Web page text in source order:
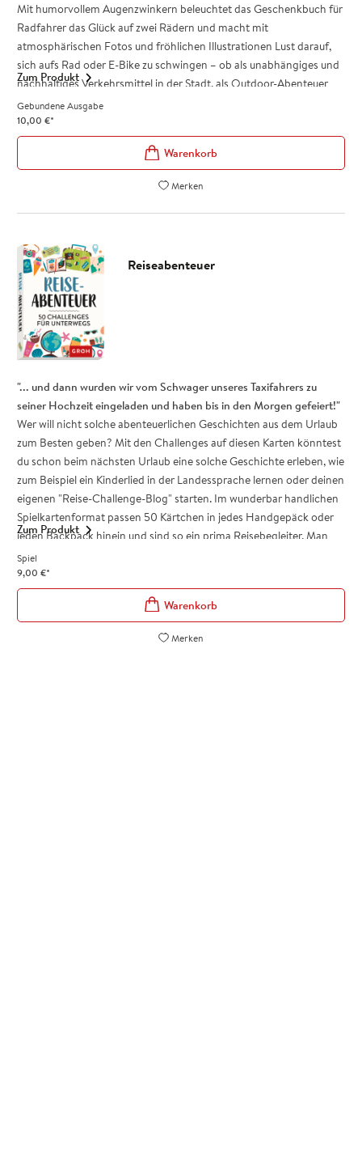
Mit humorvollem Augenzwinkern beleuchtet das Geschenkbuch für
Radfahrer das Glück auf zwei Rädern und macht mit
atmosphärischen Fotos und fröhlichen Illustrationen Lust darauf,
sich aufs Rad oder E-Bike zu schwingen – ob als unabhängiges und
nachhaltiges Verkehrsmittel in der Stadt, als Outdoor-Abenteuer
beim Mountainbiken oder für eine gemütliche Radtour übers Land
mit der Familie. Für alle, die wissen, dass Radfahren glücklich macht,
ist dieses humorvolle Buch das perfekte Geschenk.
Lustiges Buch übers Radfahren und Fahrradfahrer mit vielen
Perfektes Geschenk für alle, die ihr Fahrrad oder E-Bike lieben
Geschenkbuch Radfahren mit 96 Seiten (Maße: 12,0 x 16,5 cm)
Zum Produkt
Gebundene Ausgabe
10,00 €*
Merken
Reiseabenteuer
"... und dann wurden wir vom Schwager unseres Taxifahrers zu
seiner Hochzeit eingeladen und haben bis in den Morgen gefeiert!"
Wer will nicht solche abenteuerlichen Geschichten aus dem Urlaub
zum Besten geben? Mit den Challenges auf diesen Karten könntest
du schon beim nächsten Urlaub eine solche Geschichte erleben, wie
zum Beispiel ein Kinderlied in der Landessprache lernen oder deinen
eigenen "Reise-Challenge-Blog" starten. Im wunderbar handlichen
Spielkartenformat passen 50 Kärtchen in jedes Handgepäck oder
jeden Backpack hinein und sind so ein prima Reisebegleiter. Man
kann sie überall anwenden, ob als willkommene Abwechslung oder
lustiger Zeitvertreib im Strandurlaub oder als hilfreiches Werkzeug,
um in eine fremde Kultur einzutauchen - die Herausforderungen
dieses Reisespiels sorgen für ungewöhnliche Erlebnisse, spannende
Urlaubshungrige sind sie damit ein perfektes Geschenk zum
Zum Produkt
Spiel
9,00 €*
Merken